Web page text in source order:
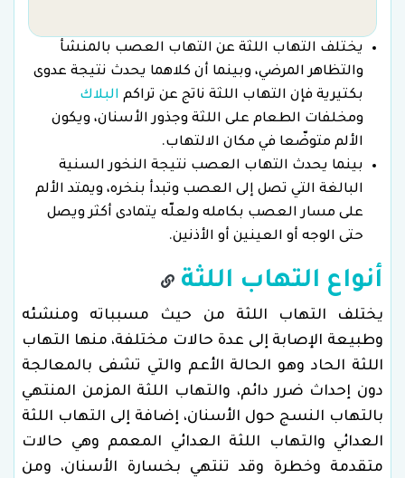
يختلف التهاب اللثة عن التهاب العصب بالمنشأ
والتظاهر المرضي، وبينما أن كلاهما يحدث نتيجة عدوى
بكتيرية فإن التهاب اللثة ناتج عن تراكم البلاك
ومخلفات الطعام على اللثة وجذور الأسنان، ويكون
الألم متوضّعا في مكان الالتهاب.
بينما يحدث التهاب العصب نتيجة النخور السنية
البالغة التي تصل إلى العصب وتبدأ بنخره، ويمتد الألم
على مسار العصب بكامله ولعلّه يتمادى أكثر ويصل
حتى الوجه أو العينين أو الأذنين.
أنواع التهاب اللثة
يختلف التهاب اللثة من حيث مسبباته ومنشئه
وطبيعة الإصابة إلى عدة حالات مختلفة، منها التهاب
اللثة الحاد وهو الحالة الأعم والتي تشفى بالمعالجة
دون إحداث ضرر دائم، والتهاب اللثة المزمن المنتهي
بالتهاب النسج حول الأسنان، إضافة إلى التهاب اللثة
العدائي والتهاب اللثة العدائي المعمم وهي حالات
متقدمة وخطرة وقد تنتهي بخسارة الأسنان، ومن